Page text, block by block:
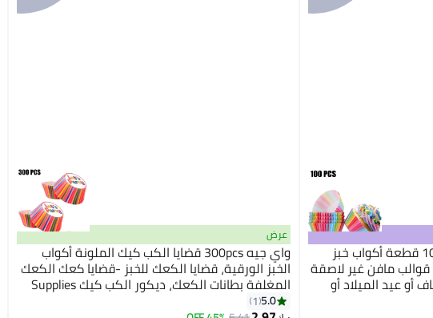
اتش واي بطانات كب كيك ، 100 قطعة أكواب خبز
مافن غير لاصقة
أو عيد الميلاد أو
عرض
واي جيه 300pcs قضايا الكب كيك الملونة أكواب
الخبز الورقية، قضايا الكعك للخبز -قضايا كعك الكعك
المغلفة بطانات الكعك، ديكور الكب كيك Supplies
for Holiday, Boys Girls Birthday, Wedding, Hen
5.0
1